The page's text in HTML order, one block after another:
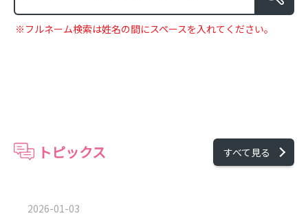
※フルネーム検索は姓名の間にスペースを入れてください。
トピックス すべて見る
2026-01-03